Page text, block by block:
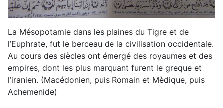
La Mésopotamie dans les plaines du Tigre et de
l’Euphrate, fut le berceau de la civilisation occidentale.
Au cours des siècles ont émergé des royaumes et des
empires, dont les plus marquant furent le greque et
l’iranien. (Macédonien, puis Romain et Mèdique, puis
Achemenide)